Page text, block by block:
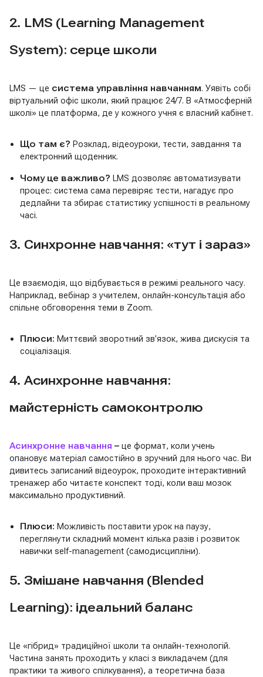
2. LMS (Learning Management
System): серце школи
LMS — це система управління навчанням. Уявіть собі
віртуальний офіс школи, який працює 24/7. В «Атмосферній
школі» це платформа, де у кожного учня є власний кабінет.
Що там є? Розклад, відеоуроки, тести, завдання та
електронний щоденник.
Чому це важливо? LMS дозволяє автоматизувати
процес: система сама перевіряє тести, нагадує про
дедлайни та збирає статистику успішності в реальному
часі.
3. Синхронне навчання: «тут і зараз»
Це взаємодія, що відбувається в режимі реального часу.
Наприклад, вебінар з учителем, онлайн-консультація або
спільне обговорення теми в Zoom.
Плюси: Миттєвий зворотний зв’язок, жива дискусія та
соціалізація.
4. Асинхронне навчання:
майстерність самоконтролю
Асинхронне навчання – це формат, коли учень
опановує матеріал самостійно в зручний для нього час. Ви
дивитесь записаний відеоурок, проходите інтерактивний
тренажер або читаєте конспект тоді, коли ваш мозок
максимально продуктивний.
Плюси: Можливість поставити урок на паузу,
переглянути складний момент кілька разів і розвиток
навички self-management (самодисципліни).
5. Змішане навчання (Blended
Learning): ідеальний баланс
Це «гібрид» традиційної школи та онлайн-технологій.
Частина занять проходить у класі з викладачем (для
практики та живого спілкування), а теоретична база